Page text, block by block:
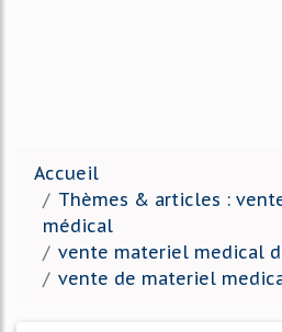
Accueil
Thèmes & articles :
médical
vente materiel medical
vente de materiel